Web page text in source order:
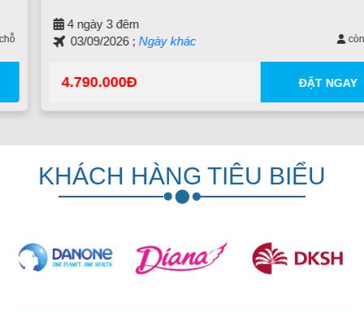
4 ngày 3 đêm
03/09/2026 ;Ngày khác còn 9 chỗ
4.790.000 ĐẶT NGAY
KHÁCH HÀNG TIÊU BIỂU